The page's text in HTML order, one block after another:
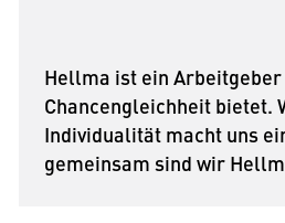
Hellma ist ein
Chancengleichheit bietet.
Individualität macht uns
gemeinsam sind wir